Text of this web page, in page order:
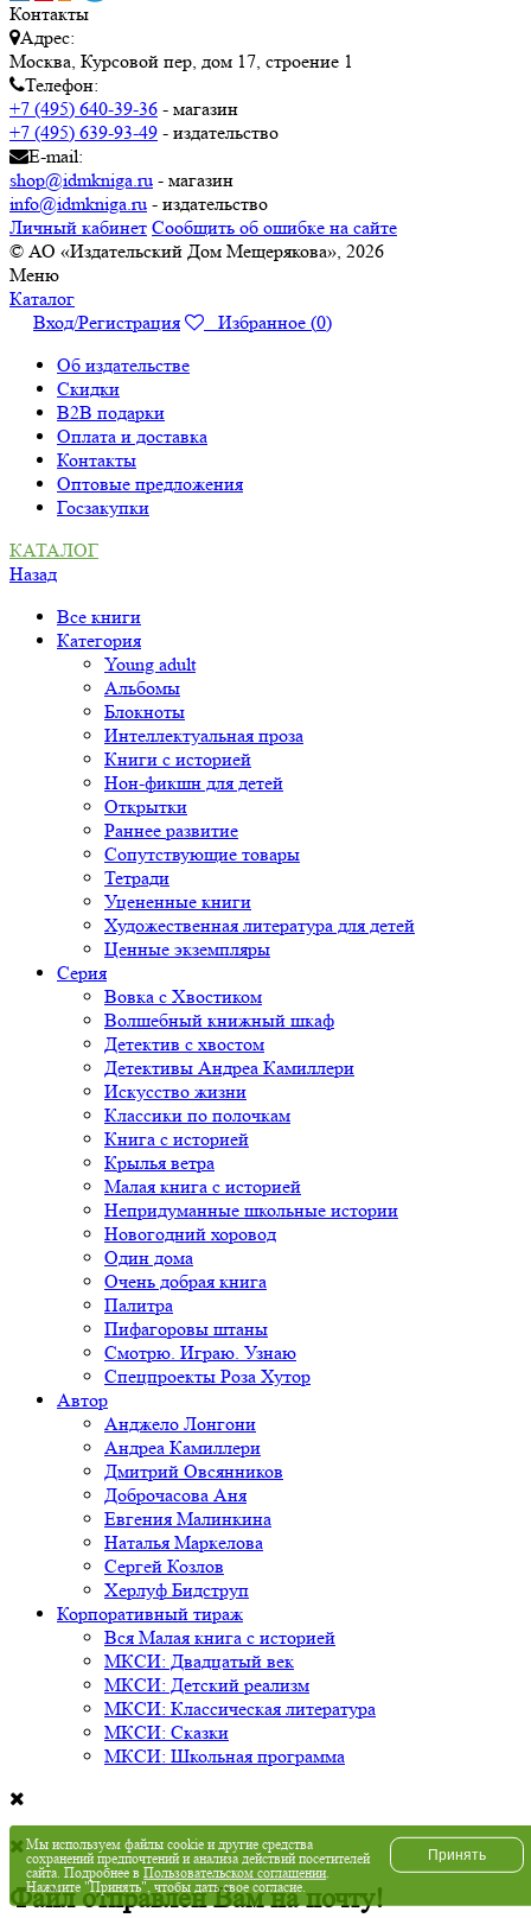
Контакты
Адрес:
Москва, Курсовой пер, дом 17, строение 1
Телефон:
+7 (495) 640-39-36 - магазин
+7 (495) 639-93-49 - издательство
E-mail:
shop@idmkniga.ru - магазин
info@idmkniga.ru - издательство
Личный кабинет Сообщить об ошибке на сайте
© АО «Издательский Дом Мещерякова», 2026
Меню
Каталог
Вход/Регистрация
Избранное (0)
Об издательстве
Скидки
B2B подарки
Оплата и доставка
Контакты
Оптовые предложения
Госзакупки
КАТАЛОГ
Назад
Все книги
Категория
Young adult
Альбомы
Блокноты
Интеллектуальная проза
Книги с историей
Нон-фикшн для детей
Открытки
Раннее развитие
Сопутствующие товары
Тетради
Уцененные книги
Художественная литература для детей
Ценные экземпляры
Серия
Вовка с Хвостиком
Волшебный книжный шкаф
Детектив с хвостом
Детективы Андреа Камиллери
Искусство жизни
Классики по полочкам
Книга с историей
Крылья ветра
Малая книга с историей
Непридуманные школьные истории
Новогодний хоровод
Один дома
Очень добрая книга
Палитра
Пифагоровы штаны
Смотрю. Играю. Узнаю
Спецпроекты Роза Хутор
Автор
Анджело Лонгони
Андреа Камиллери
Дмитрий Овсянников
Доброчасова Аня
Евгения Малинкина
Наталья Маркелова
Сергей Козлов
Херлуф Бидструп
Корпоративный тираж
Вся Малая книга с историей
МКСИ: Двадцатый век
МКСИ: Детский реализм
МКСИ: Классическая литература
МКСИ: Сказки
МКСИ: Школьная программа
Файл отправлен Вам на почту!
Мы используем файлы cookie и другие средства
сохранений предпочтений и анализа действий посетителей
сайта. Подробнее вПользовательском соглашении.
Нажмите "Принять", чтобы дать свое согласие.
Принять